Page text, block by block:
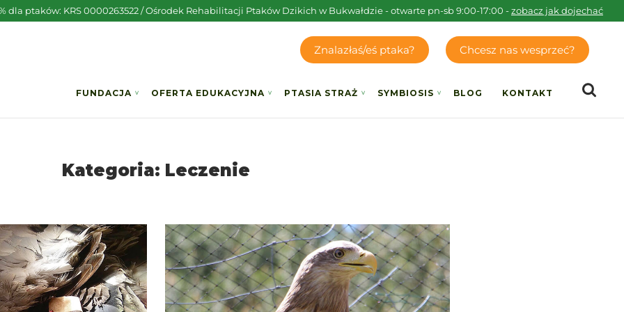
dla ptaków: KRS 0000263522 / Ośrodek Rehabilitacji Ptaków Dzikich w Bukwałdzie - otwarte pn-sb 9:00-17:00 -zobacz jak dojechać
Znalazłaś/eś ptaka? Chcesz nas wesprzeć?
FUNDACJA OFERTA EDUKACYJNA PTASIA STRAŻ SYMBIOSIS BLOG KONTAKT
Kategoria: Leczenie